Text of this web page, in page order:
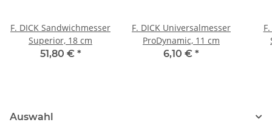
F. DICK Sandwichmesser
Superior, 18 cm
51,80 € *
F. DICK Universalmesser
ProDynamic, 11 cm
6,10 € *
Auswahl